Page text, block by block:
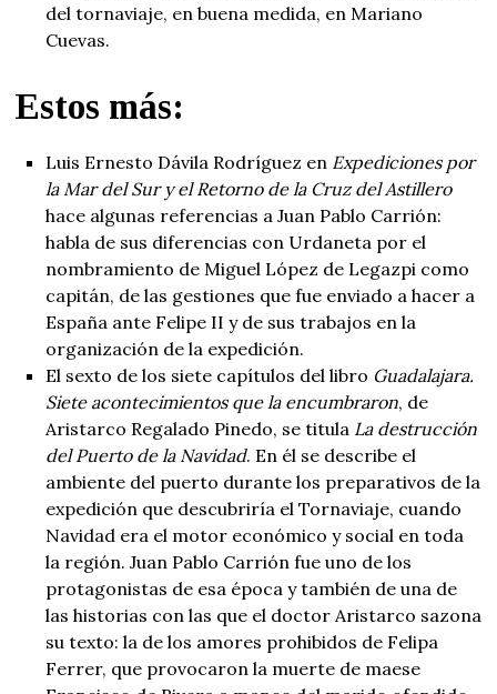
del tornaviaje, en buena medida, en Mariano
Cuevas.
Estos más:
Luis Ernesto Dávila Rodríguez en Expediciones por
la Mar del Sur y el Retorno de la Cruz del Astillero
hace algunas referencias a Juan Pablo Carrión:
habla de sus diferencias con Urdaneta por el
nombramiento de Miguel López de Legazpi como
capitán, de las gestiones que fue enviado a hacer a
España ante Felipe II y de sus trabajos en la
organización de la expedición.
El sexto de los siete capítulos del libro Guadalajara.
Siete acontecimientos que la encumbraron, de
Aristarco Regalado Pinedo, se titula La destrucción
del Puerto de la Navidad. En él se describe el
ambiente del puerto durante los preparativos de la
expedición que descubriría el Tornaviaje, cuando
Navidad era el motor económico y social en toda
la región. Juan Pablo Carrión fue uno de los
protagonistas de esa época y también de una de
las historias con las que el doctor Aristarco sazona
su texto: la de los amores prohibidos de Felipa
Ferrer, que provocaron la muerte de maese